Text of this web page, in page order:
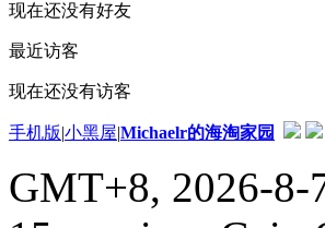
现在还没有好友
最近访客
现在还没有访客
手机版|小黑屋|Michaelr的海淘家园
GMT+8, 2026-8-